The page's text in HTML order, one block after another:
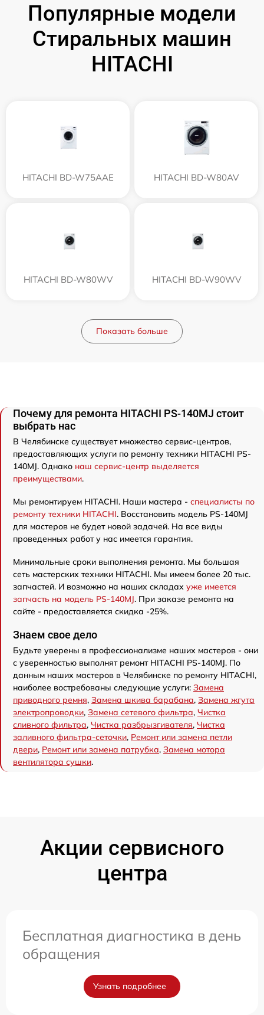
Популярные модели
Стиральных машин
HITACHI
HITACHI BD-W75AAE HITACHI BD-W80AV
HITACHI BD-W80WV HITACHI BD-W90WV
Показать больше
Почему для ремонта HITACHI PS-140MJ стоит
выбрать нас
В Челябинске существует множество сервис-центров,
предоставляющих услуги по ремонту техники HITACHI PS-
140MJ. Однако наш сервис-центр выделяется
преимуществами.
Мы ремонтируем HITACHI. Наши мастера - специалисты по
ремонту техники HITACHI. Восстановить модель PS-140MJ
для мастеров не будет новой задачей. На все виды
проведенных работ у нас имеется гарантия.
Минимальные сроки выполнения ремонта. Мы большая
сеть мастерских техники HITACHI. Мы имеем более 20 тыс.
запчастей. И возможно на наших складах уже имеется
запчасть на модель PS-140MJ. При заказе ремонта на
сайте - предоставляется скидка -25%.
Знаем свое дело
Будьте уверены в профессионализме наших мастеров - они
с уверенностью выполнят ремонт HITACHI PS-140MJ. По
данным наших мастеров в Челябинске по ремонту HITACHI,
наиболее востребованы следующие услуги: Замена
приводного ремня, Замена шкива барабана, Замена жгута
электропроводки, Замена сетевого фильтра, Чистка
сливного фильтра, Чистка разбрызгивателя, Чистка
заливного фильтра-сеточки, Ремонт или замена петли
двери, Ремонт или замена патрубка, Замена мотора
вентилятора сушки.
Акции сервисного
центра
Бесплатная диагностика в день
обращения
Узнать подробнее